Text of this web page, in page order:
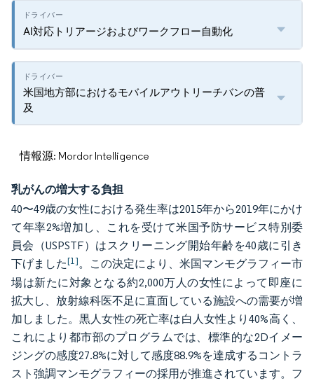
AI対応トリアージおよびワークフロー自動化
米国地方部におけるモバイルアウトリーチバンの普
及
情報源: Mordor Intelligence
乳がんの増大する負担
40〜49歳の女性における発生率は2015年から2019年にかけ
て年率2%増加し、これを受けて米国予防サービス特別委
員会（USPSTF）はスクリーニング開始年齢を40歳に引き
下げました[1]。この決定により、米国マンモグラフィー市
場は新たに対象となる約2,000万人の女性によって即座に
拡大し、放射線科医不足に直面している施設への需要が増
加しました。黒人女性の死亡率は白人女性より40%高く、
これにより都市部のプログラムでは、標準的な2Dイメー
ジングの感度27.8%に対して感度88.9%を達成するコントラ
スト強調マンモグラフィーの採用が推進されています。フ